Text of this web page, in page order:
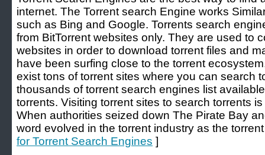
internet. The Torrent search Engine works
such as Bing and Google. Torrents search
from BitTorrent websites only. They are used to
websites in order to download torrent files and
have been surfing close to the torrent
exist tons of torrent sites where you can search
thousands of torrent search engines list
torrents. Visiting torrent sites to search torrents
When authorities seized down The Pirate Bay
word evolved in the torrent industry as the
for Torrent Search Engines ]